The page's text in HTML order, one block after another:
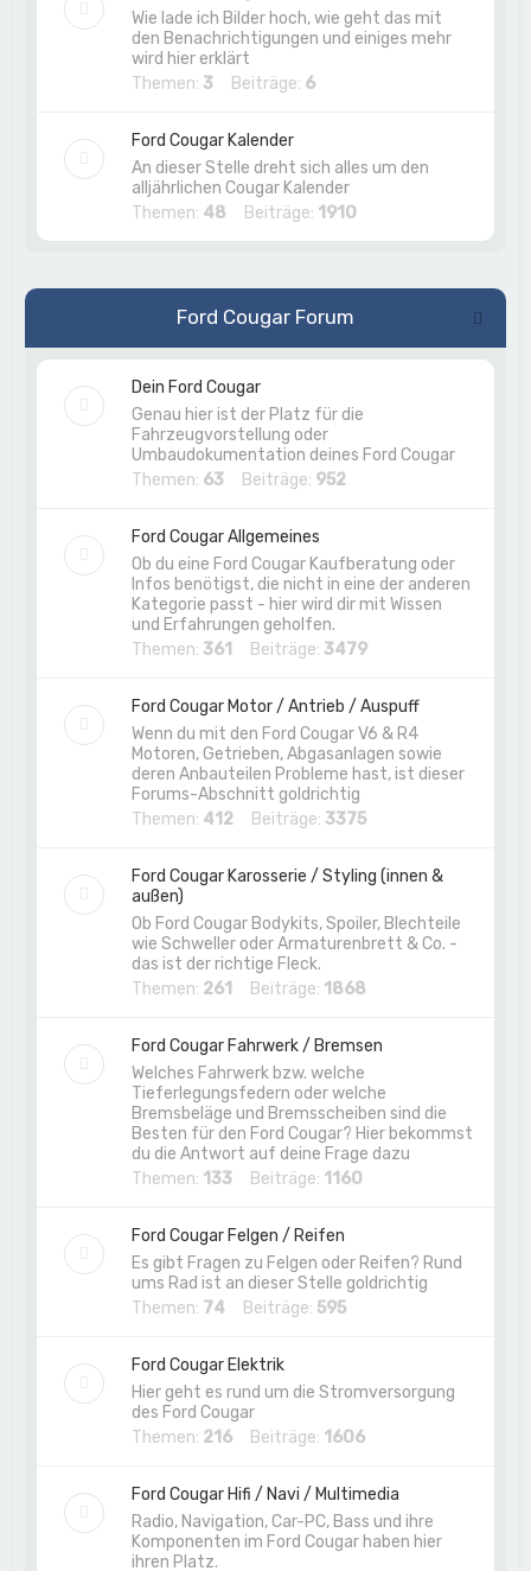
Wie lade ich Bilder hoch, wie geht das mit
den Benachrichtigungen und einiges mehr
wird hier erklärt
Themen: 3 Beiträge: 6
Ford Cougar Kalender
An dieser Stelle dreht sich alles um den
alljährlichen Cougar Kalender
Themen: 48 Beiträge: 1910
Ford Cougar Forum
Dein Ford Cougar
Genau hier ist der Platz für die
Fahrzeugvorstellung oder
Umbaudokumentation deines Ford Cougar
Themen: 63 Beiträge: 952
Ford Cougar Allgemeines
Ob du eine Ford Cougar Kaufberatung oder
Infos benötigst, die nicht in eine der anderen
Kategorie passt - hier wird dir mit Wissen
und Erfahrungen geholfen.
Themen: 361 Beiträge: 3479
Ford Cougar Motor / Antrieb / Auspuff
Wenn du mit den Ford Cougar V6 & R4
Motoren, Getrieben, Abgasanlagen sowie
deren Anbauteilen Probleme hast, ist dieser
Forums-Abschnitt goldrichtig
Themen: 412 Beiträge: 3375
Ford Cougar Karosserie / Styling (innen &
außen)
Ob Ford Cougar Bodykits, Spoiler, Blechteile
wie Schweller oder Armaturenbrett & Co. -
das ist der richtige Fleck.
Themen: 261 Beiträge: 1868
Ford Cougar Fahrwerk / Bremsen
Welches Fahrwerk bzw. welche
Tieferlegungsfedern oder welche
Bremsbeläge und Bremsscheiben sind die
Besten für den Ford Cougar? Hier bekommst
du die Antwort auf deine Frage dazu
Themen: 133 Beiträge: 1160
Ford Cougar Felgen / Reifen
Es gibt Fragen zu Felgen oder Reifen? Rund
ums Rad ist an dieser Stelle goldrichtig
Themen: 74 Beiträge: 595
Ford Cougar Elektrik
Hier geht es rund um die Stromversorgung
des Ford Cougar
Themen: 216 Beiträge: 1606
Ford Cougar Hifi / Navi / Multimedia
Radio, Navigation, Car-PC, Bass und ihre
Komponenten im Ford Cougar haben hier
ihren Platz.